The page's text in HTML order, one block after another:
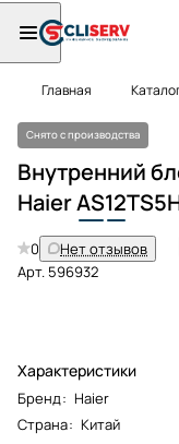
Главная
Снято с производства
Внутренний
HaierAS12
0
Нет отзывов
Арт. 596932
Характеристики
Бренд: Haier
Страна: Китай